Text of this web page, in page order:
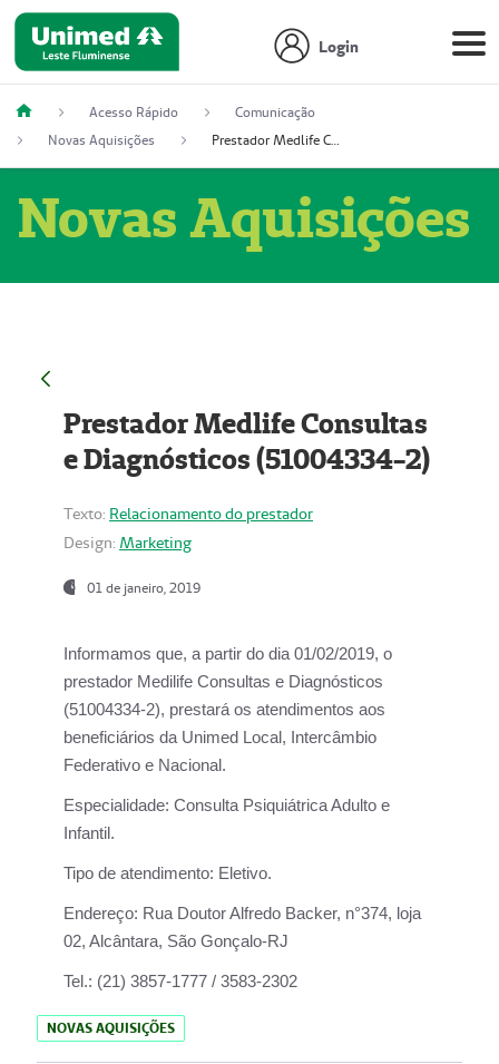
Login
Acesso Rápido
Comunicação
Novas Aquisições
Prestador Medlife Consultas e Diagnósticos (51004334-2)
Novas Aquisições
Prestador Medlife Consultas
e Diagnósticos (51004334-2)
Texto: Relacionamento do prestador
Design: Marketing
01 de janeiro, 2019
Informamos que, a partir do dia 01/02/2019, o
prestador Medilife Consultas e Diagnósticos
(51004334-2), prestará os atendimentos aos
beneficiários da Unimed Local, Intercâmbio
Federativo e Nacional.
Especialidade: Consulta Psiquiátrica Adulto e
Infantil.
Tipo de atendimento: Eletivo.
Endereço: Rua Doutor Alfredo Backer, n°374, loja
02, Alcântara, São Gonçalo-RJ
Tel.: (21) 3857-1777 / 3583-2302
NOVAS AQUISIÇÕES